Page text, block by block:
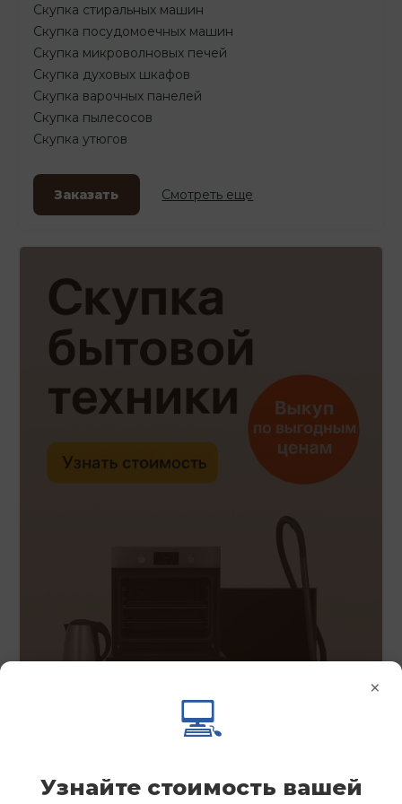
Скупка стиральных машин
Скупка посудомоечных машин
Скупка микроволновых печей
Скупка духовых шкафов
Скупка варочных панелей
Скупка пылесосов
Скупка утюгов
Заказать Смотреть еще
×
💻
Узнайте стоимость вашей